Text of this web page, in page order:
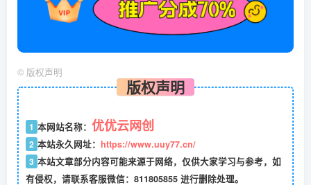
© 版权声明
版权声明
1 本网站名称： 优优云网创
2 本站永久网址： https://www.uuy77.cn/
3 本站文章部分内容可能来源于网络，仅供大家学习与参考，如
有侵权，请联系客服微信：811805855 进行删除处理。